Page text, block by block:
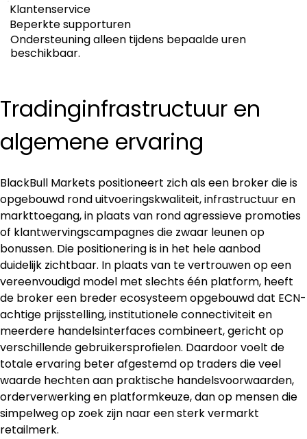
Klantenservice
Beperkte supporturen
Ondersteuning alleen tijdens bepaalde uren
beschikbaar.
Tradinginfrastructuur en
algemene ervaring
BlackBull Markets positioneert zich als een broker die is
opgebouwd rond uitvoeringskwaliteit, infrastructuur en
markttoegang, in plaats van rond agressieve promoties
of klantwervingscampagnes die zwaar leunen op
bonussen. Die positionering is in het hele aanbod
duidelijk zichtbaar. In plaats van te vertrouwen op een
vereenvoudigd model met slechts één platform, heeft
de broker een breder ecosysteem opgebouwd dat ECN-
achtige prijsstelling, institutionele connectiviteit en
meerdere handelsinterfaces combineert, gericht op
verschillende gebruikersprofielen. Daardoor voelt de
totale ervaring beter afgestemd op traders die veel
waarde hechten aan praktische handelsvoorwaarden,
orderverwerking en platformkeuze, dan op mensen die
simpelweg op zoek zijn naar een sterk vermarkt
retailmerk.